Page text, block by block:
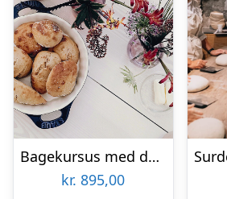
Bagekursus med danske klassikere hos CPH Cooking Class
kr. 895,00